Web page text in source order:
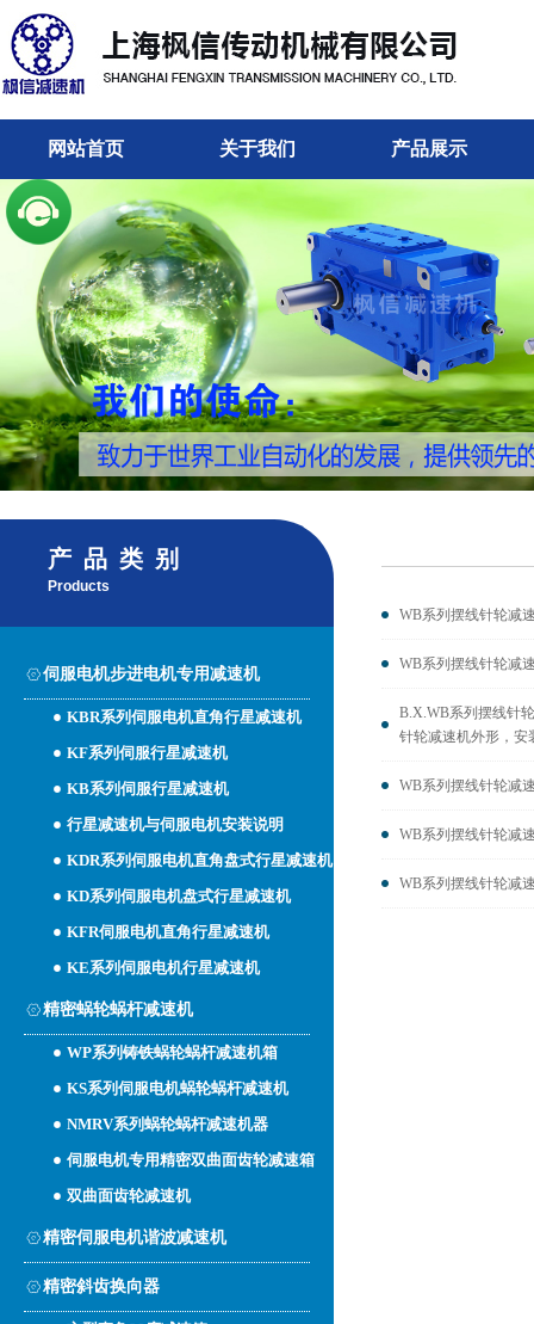
网站首页 关于我们 产品展示
产品类别
Products
伺服电机步进电机专用减速机
KBR系列伺服电机直角行星减速机
KF系列伺服行星减速机
KB系列伺服行星减速机
行星减速机与伺服电机安装说明
KDR系列伺服电机直角盘式行星减速机
KD系列伺服电机盘式行星减速机
KFR伺服电机直角行星减速机
KE系列伺服电机行星减速机
精密蜗轮蜗杆减速机
WP系列铸铁蜗轮蜗杆减速机箱
KS系列伺服电机蜗轮蜗杆减速机
NMRV系列蜗轮蜗杆减速机器
伺服电机专用精密双曲面齿轮减速箱
双曲面齿轮减速机
精密伺服电机谐波减速机
精密斜齿换向器
WB系列摆线针轮减
WB系列摆线针轮减
B.X.WB系列摆线针
针轮减速机外形，安
WB系列摆线针轮减
WB系列摆线针轮减
WB系列摆线针轮减